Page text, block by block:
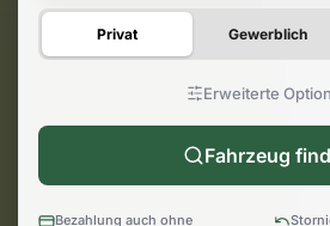
Privat Gewerblich
Erweiterte
Fahrzeug
Bezahlung auch ohne